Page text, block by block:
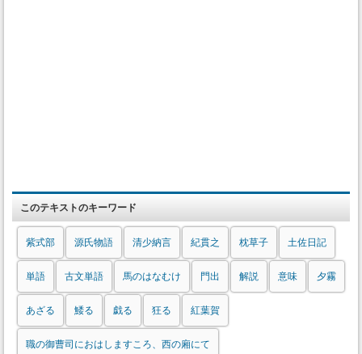
このテキストのキーワード
紫式部 源氏物語 清少納言 紀貫之 枕草子 土佐日記
単語 古文単語 馬のはなむけ 門出 解説 意味 夕霧
あざる 鯘る 戯る 狂る 紅葉賀
職の御曹司におはしますころ、西の廂にて